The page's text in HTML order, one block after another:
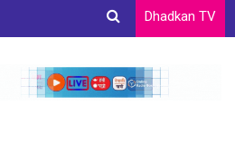
Dhadkan TV